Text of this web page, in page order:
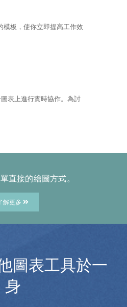
模板，使你立即提高工作效
表上進行實時協作。為討
直接的繪圖方式。
解更多
圖表工具於一
身